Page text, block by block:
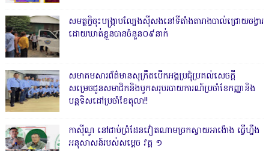
សមត្ថកិ្ចចុះបង្ក្រាបល្បែងស៊ីសងនៅទីតាំងតារាងបាល់ជ្រោយចង្វារ
ដោយឃាត់ខ្លួនបានចំនួន០៩នាក់
សមាគមសារព័ត៌មានសុក្រឹតបើកអង្គប្រជុំប្រគល់សេចក្តី
សម្រេចជូនសមាជិកនិងបូកសរុបរបាយការណ៍ប្រចាំខែកញ្ញានិង
បន្តទិសដៅប្រចាំខែតុលា!!
កាសុីណូ នៅជាប់ព្រំដែនវៀតណាមច្រកស្វាយអាង៉ោង ធ្វើហ្នឹង
អនុសាសន៍របស់សម្ដេច វគ្គ ១